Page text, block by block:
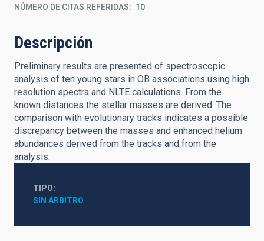
NÚMERO DE CITAS REFERIDAS 10
Descripción
Preliminary results are presented of spectroscopic
analysis of ten young stars in OB associations using high
resolution spectra and NLTE calculations. From the
known distances the stellar masses are derived. The
comparison with evolutionary tracks indicates a possible
discrepancy between the masses and enhanced helium
abundances derived from the tracks and from the
analysis.
TIPO
SIN ÁRBITRO